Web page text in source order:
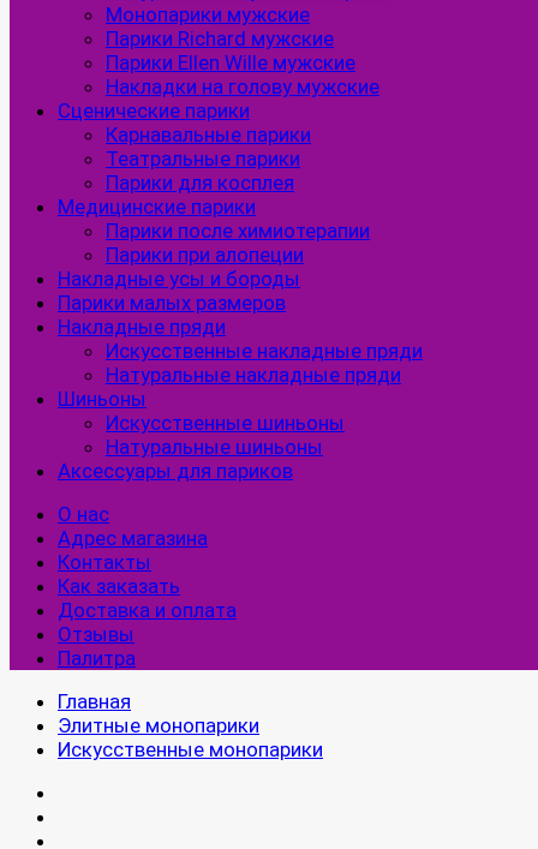
Монопарики мужские
Парики Richard мужские
Парики Ellen Wille мужские
Накладки на голову мужские
Сценические парики
Карнавальные парики
Театральные парики
Парики для косплея
Медицинские парики
Парики после химиотерапии
Парики при алопеции
Накладные усы и бороды
Парики малых размеров
Накладные пряди
Искусственные накладные пряди
Натуральные накладные пряди
Шиньоны
Искусственные шиньоны
Натуральные шиньоны
Аксессуары для париков
О нас
Адрес магазина
Контакты
Как заказать
Доставка и оплата
Отзывы
Палитра
Главная
Элитные монопарики
Искусственные монопарики